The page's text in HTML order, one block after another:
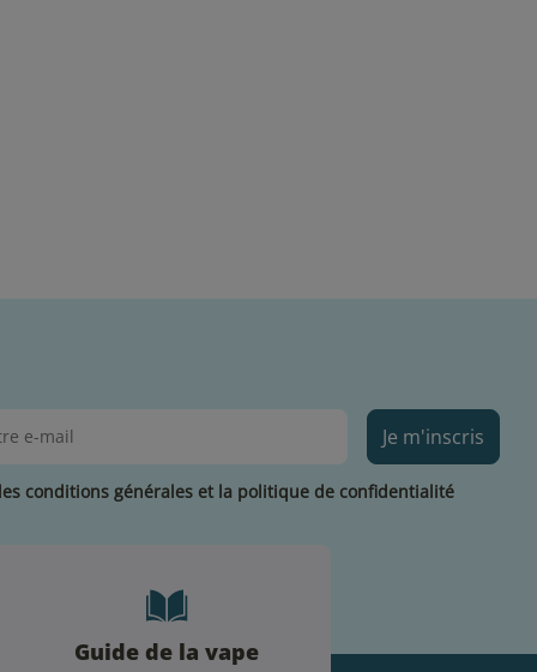
Je m'inscris
conditions générales et la politique de confidentialité
Guide de la vape